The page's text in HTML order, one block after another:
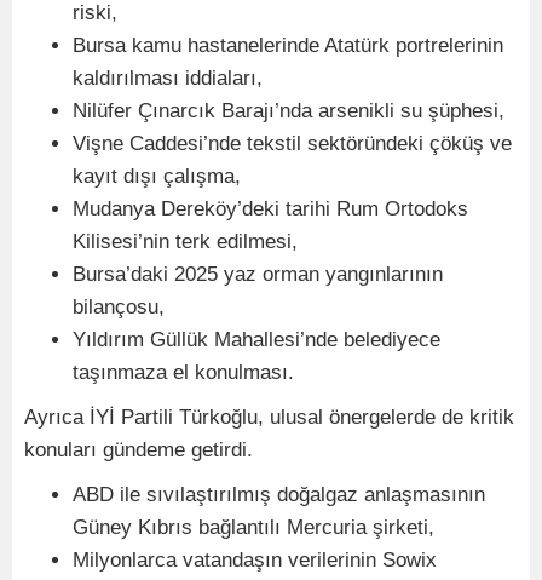
riski,
Bursa kamu hastanelerinde Atatürk portrelerinin
kaldırılması iddiaları,
Nilüfer Çınarcık Barajı’nda arsenikli su şüphesi,
Vişne Caddesi’nde tekstil sektöründeki çöküş ve
kayıt dışı çalışma,
Mudanya Dereköy’deki tarihi Rum Ortodoks
Kilisesi’nin terk edilmesi,
Bursa’daki 2025 yaz orman yangınlarının
bilançosu,
Yıldırım Güllük Mahallesi’nde belediyece
taşınmaza el konulması.
Ayrıca İYİ Partili Türkoğlu, ulusal önergelerde de kritik
konuları gündeme getirdi.
ABD ile sıvılaştırılmış doğalgaz anlaşmasının
Güney Kıbrıs bağlantılı Mercuria şirketi,
Milyonlarca vatandaşın verilerinin Sowix